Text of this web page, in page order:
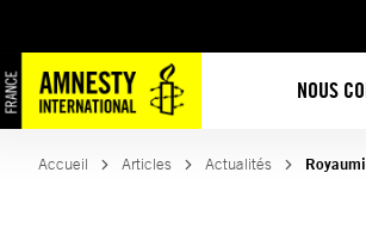
NOUS
au
contenu
Accueil Articles Actualités